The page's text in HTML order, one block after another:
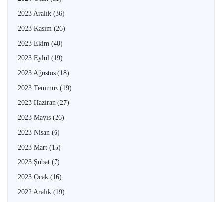
2023 Aralık (36)
2023 Kasım (26)
2023 Ekim (40)
2023 Eylül (19)
2023 Ağustos (18)
2023 Temmuz (19)
2023 Haziran (27)
2023 Mayıs (26)
2023 Nisan (6)
2023 Mart (15)
2023 Şubat (7)
2023 Ocak (16)
2022 Aralık (19)